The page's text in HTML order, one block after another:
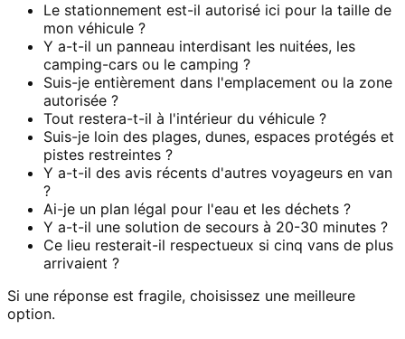
Le stationnement est-il autorisé ici pour la taille de
mon véhicule ?
Y a-t-il un panneau interdisant les nuitées, les
camping-cars ou le camping ?
Suis-je entièrement dans l'emplacement ou la zone
autorisée ?
Tout restera-t-il à l'intérieur du véhicule ?
Suis-je loin des plages, dunes, espaces protégés et
pistes restreintes ?
Y a-t-il des avis récents d'autres voyageurs en van
?
Ai-je un plan légal pour l'eau et les déchets ?
Y a-t-il une solution de secours à 20-30 minutes ?
Ce lieu resterait-il respectueux si cinq vans de plus
arrivaient ?
Si une réponse est fragile, choisissez une meilleure
option.